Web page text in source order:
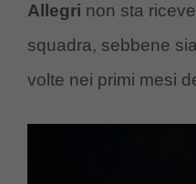
Allegri non sta
squadra, sebbene
volte nei primi mesi